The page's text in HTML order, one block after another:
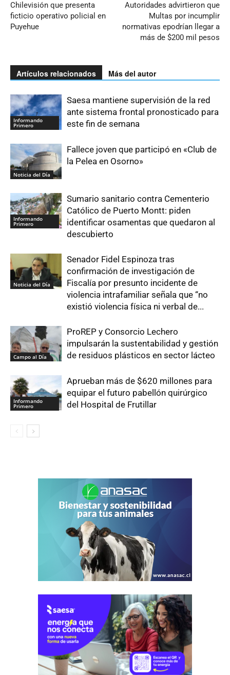
Chilevisión que presenta
ficticio operativo policial en
Puyehue
Autoridades advirtieron que
Multas por incumplir
normativas epodrían llegar a
más de $200 mil pesos
Artículos relacionados Más del autor
Informando
Primero
Saesa mantiene supervisión de la red
ante sistema frontal pronosticado para
este fin de semana
Noticia del Día
Fallece joven que participó en «Club de
la Pelea en Osorno»
Informando
Primero
Sumario sanitario contra Cementerio
Católico de Puerto Montt: piden
identificar osamentas que quedaron al
descubierto
Noticia del Día
Senador Fidel Espinoza tras
confirmación de investigación de
Fiscalía por presunto incidente de
violencia intrafamiliar señala que “no
existió violencia física ni verbal de...
Campo al Día
ProREP y Consorcio Lechero
impulsarán la sustentabilidad y gestión
de residuos plásticos en sector lácteo
Informando
Primero
Aprueban más de $620 millones para
equipar el futuro pabellón quirúrgico
del Hospital de Frutillar